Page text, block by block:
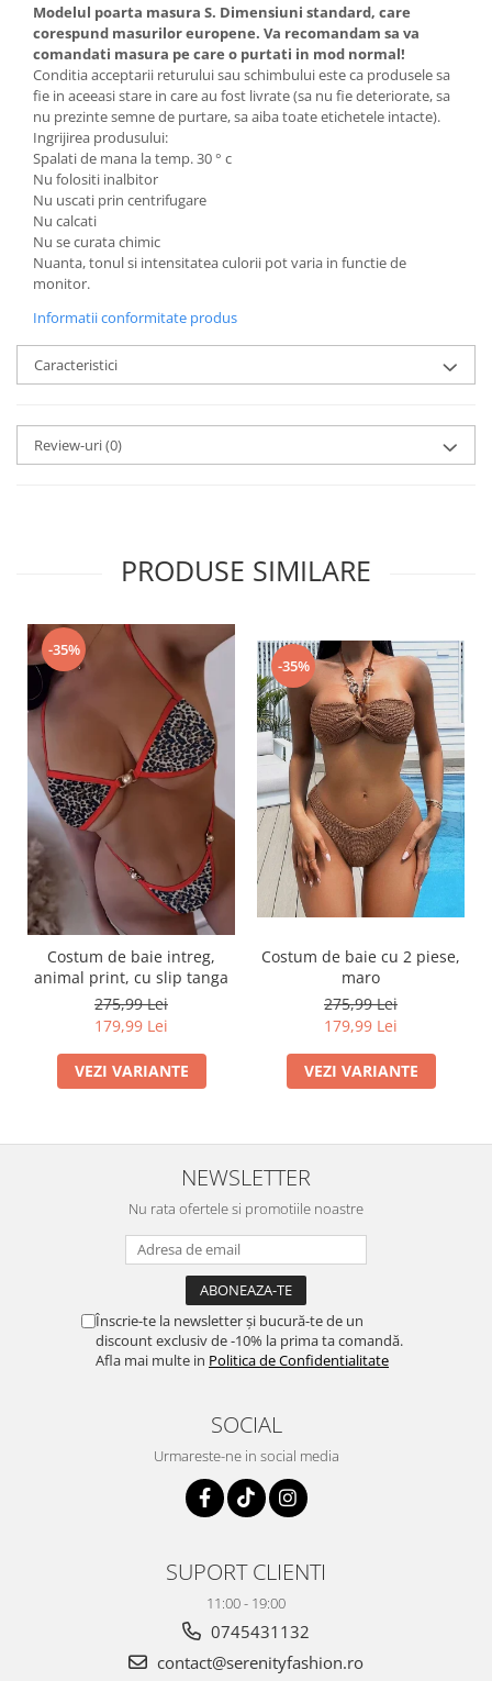
Modelul poarta masura S. Dimensiuni standard, care
corespund masurilor europene. Va recomandam sa va
comandati masura pe care o purtati in mod normal!
Conditia acceptarii returului sau schimbului este ca produsele sa
fie in aceeasi stare in care au fost livrate (sa nu fie deteriorate, sa
nu prezinte semne de purtare, sa aiba toate etichetele intacte).
Ingrijirea produsului:
Spalati de mana la temp. 30 ° c
Nu folositi inalbitor
Nu uscati prin centrifugare
Nu calcati
Nu se curata chimic
Nuanta, tonul si intensitatea culorii pot varia in functie de
monitor.
Informatii conformitate produs
Caracteristici
Review-uri(0)
PRODUSE SIMILARE
-35%
Costum de baie intreg,
animal print, cu slip tanga
275,99 Lei
179,99 Lei
VEZI VARIANTE
-35%
Costum de baie cu 2 piese,
maro
275,99 Lei
179,99 Lei
VEZI VARIANTE
NEWSLETTER
Nu rata ofertele si promotiile noastre
Înscrie-te la newsletter și bucură-te de un
discount exclusiv de -10% la prima ta comandă.
Afla mai multe in Politica de Confidentialitate
SOCIAL
Urmareste-ne in social media
SUPORT CLIENTI
11:00 - 19:00
0745431132
contact@serenityfashion.ro